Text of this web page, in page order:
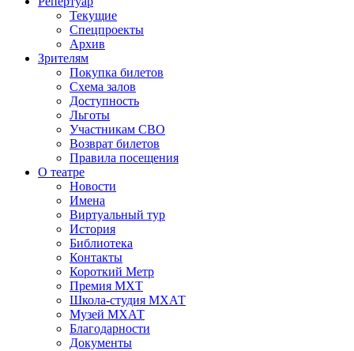
Текущие
Спецпроекты
Архив
Зрителям
Покупка билетов
Схема залов
Доступность
Льготы
Участникам СВО
Возврат билетов
Правила посещения
О театре
Новости
Имена
Виртуальный тур
История
Библиотека
Контакты
Короткий Метр
Премия МХТ
Школа-студия МХАТ
Музей МХАТ
Благодарности
Документы